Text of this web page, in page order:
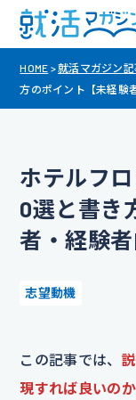
HOME >就活マガジン記
方のポイント【未経験
ホテルフ
0選と書き
者・経験者
志望動機
この記事では、
現すれば良いの